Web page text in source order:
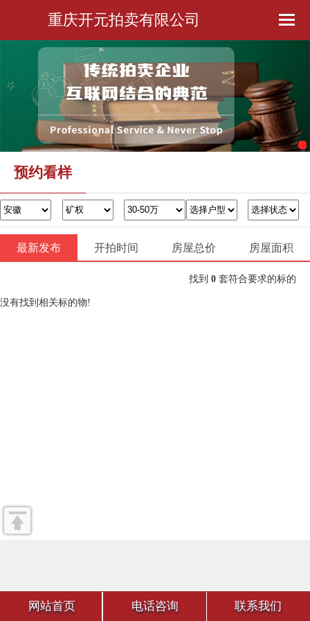
公司简介
预约看样
办证过户
联系我们
重庆开元拍卖有限公司
预约看样
最新发布 开拍时间 房屋总价 房屋面积
找到 0 套符合要求的标的
没有找到相关标的物!
网站首页 电话咨询 联系我们